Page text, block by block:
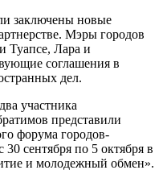
заключены новые
Мэры городов
Туапсе, Лара и
соглашения в
дел.
участника
представили
форума городов-
сентября по 5 октября в
и молодежный обмен».